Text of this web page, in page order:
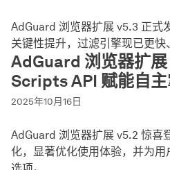
AdGuard 浏览器扩展 v5.3 正式
关键性提升，过滤引擎现已更快
AdGuard 浏览器扩
Scripts API 赋能自
2025年10月16日
AdGuard 浏览器扩展 v5.2 惊喜
化，显著优化使用体验，并为